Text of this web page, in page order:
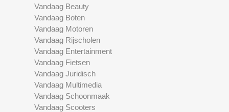
Vandaag Beauty
Vandaag Boten
Vandaag Motoren
Vandaag Rijscholen
Vandaag Entertainment
Vandaag Fietsen
Vandaag Juridisch
Vandaag Multimedia
Vandaag Schoonmaak
Vandaag Scooters